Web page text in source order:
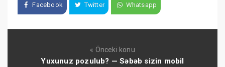
Facebook Twitter Whatsapp
« Önceki konu
Yuxunuz pozulub? — Səbəb sizin mobil